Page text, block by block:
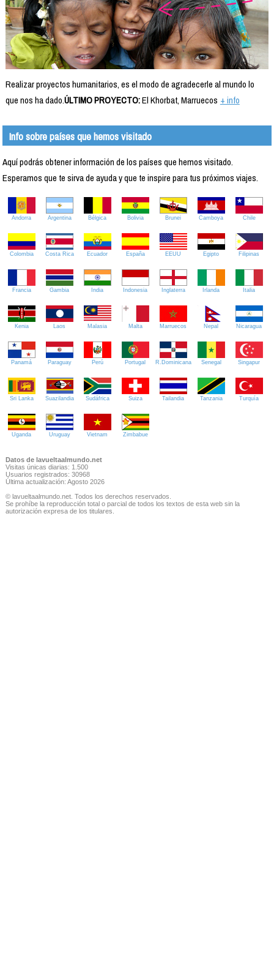
Realizar proyectos humanitarios, es el modo de agradecerle al mundo lo
que nos ha dado.ÚLTIMO PROYECTO:El Khorbat, Marruecos + info
Info sobre países que hemos visitado
Aquí podrás obtener información de los países que hemos visitado.
Esperamos que te sirva de ayuda y que te inspire para tus próximos viajes.
Andorra Argentina Bélgica Bolivia Brunei Camboya Chile
Colombia Costa Rica Ecuador España EEUU Egipto Filipinas
Francia Gambia India Indonesia Inglaterra Irlanda Italia
Kenia Laos Malasia Malta Marruecos Nepal Nicaragua
Panamá Paraguay Perú Portugal R.Dominicana Senegal Singapur
Sri Lanka Suazilandia Sudáfrica Suiza Tailandia Tanzania Turquía
Uganda Uruguay Vietnam Zimbabue
Datos de lavueltaalmundo.net
Visitas únicas diarias: 1.500
Usuarios registrados: 30968
Última actualización: Agosto 2026
© lavueltaalmundo.net. Todos los derechos reservados.
Se prohíbe la reproducción total o parcial de todos los textos de esta web sin la
autorización expresa de los titulares.